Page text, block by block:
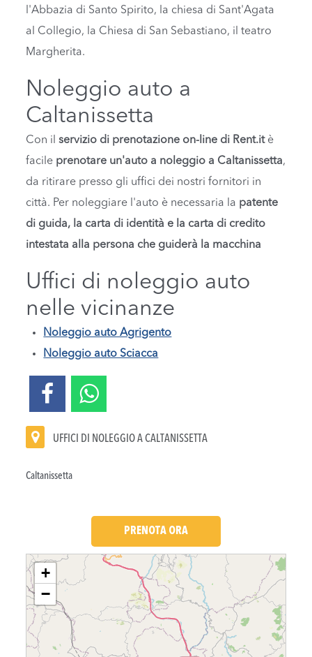
l'Abbazia di Santo Spirito, la chiesa di Sant'Agata
al Collegio, la Chiesa di San Sebastiano, il teatro
Margherita.
Noleggio auto a
Caltanissetta
Con ilservizio di prenotazione on-line di Rent.itè
facile prenotare un'auto a noleggio a Caltanissetta,
da ritirare presso gli uffici dei nostri fornitori in
città. Per noleggiare l'auto è necessaria la patente
di guida, la carta di identità e la carta di credito
intestata alla persona che guiderà la macchina
Uffici di noleggio auto
nelle vicinanze
Noleggio auto Agrigento
Noleggio auto Sciacca
UFFICI DI NOLEGGIO A CALTANISSETTA
Caltanissetta
PRENOTA ORA
Loading....
+
−